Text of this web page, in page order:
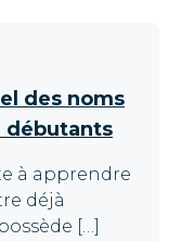
des noms
débutants
à apprendre
déjà
[…]